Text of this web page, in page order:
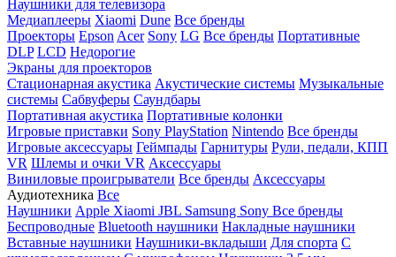
Наушники для телевизора
Медиаплееры Xiaomi Dune Все бренды
Проекторы Epson Acer Sony LG Все бренды Портативные
DLP LCD Недорогие
Экраны для проекторов
Стационарная акустика Акустические системы Музыкальные
системы Сабвуферы Саундбары
Портативная акустика Портативные колонки
Игровые приставки Sony PlayStation Nintendo Все бренды
Игровые аксессуары Геймпады Гарнитуры Рули, педали, КПП
VR Шлемы и очки VR Аксессуары
Виниловые проигрыватели Все бренды Аксессуары
Аудиотехника Все
Наушники Apple Xiaomi JBL Samsung Sony Все бренды
Беспроводные Bluetooth наушники Накладные наушники
Вставные наушники Наушники-вкладыши Для спорта С